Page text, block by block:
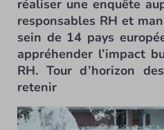
réaliser une enquête
responsables RH et
sein de 14 pays
appréhender l’impact
RH. Tour d’horizon
retenir